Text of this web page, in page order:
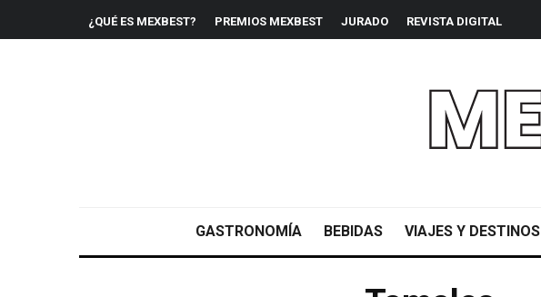
¿QUÉ ES MEXBEST? PREMIOS MEXBEST JURADO REVISTA DIGITAL
GASTRONOMÍA BEBIDAS VIAJES Y DESTINOS